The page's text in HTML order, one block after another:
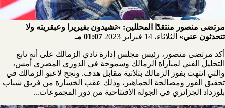
مرتضى منصور منتقدًا المحللين: «تشيدون بفيريرا وعبقريته ولا
تتحدثون عني» الثلاثاء، 14 فبراير 2023 01:07 مـ
أكد مرتضى منصور، رئيس مجلس إدارة نادي الزمالك على أنه تابع
التحليل الفني لمباراة الزمالك وسموحة في الدوري المصري أمس،
والتي انتهت بفوز الزمالك بثلاثية مقابل هدف. ونجح لاعبو الزمالك في
تحقيق الفوز ومصالحة الجماهير، وذلك عقب الخسارة من فريق شباب
بلوزداد الجزائري في الجولة الافتتاحية من دور المجموعات...